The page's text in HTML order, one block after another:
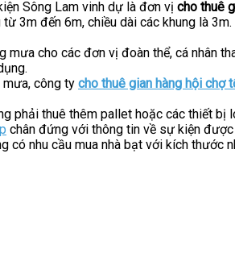
Sông Lam vinh dự là đơn vị cho thuê
3m đến 6m, chiều dài các khung là 3m.
cho các đơn vị đoàn thể, cá nhân
công ty cho thuê gian hàng hội chợ
phải thuê thêm pallet hoặc các thiết bị
chân đứng với thông tin về sự kiện
có nhu cầu mua nhà bạt với kích thước